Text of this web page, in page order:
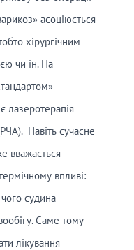
асоціюється
хірургічним
чи ін. На
лазеротерапія
Навіть сучасне
вважається
впливі:
чого судина
Саме тому
лікування